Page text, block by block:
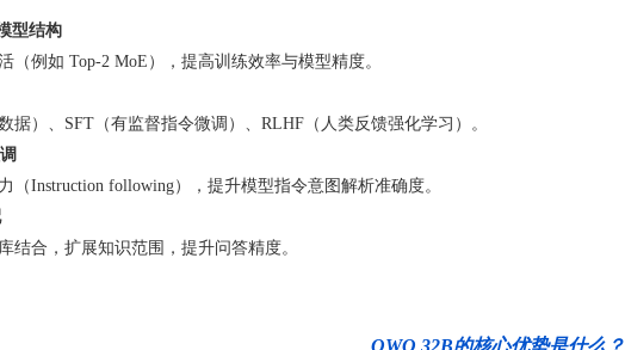
型结构
（例如 Top-2 MoE），提高训练效率与模型精度。
据）、SFT（有监督指令微调）、RLHF（人类反馈强化学习）。
（Instruction following），提升模型指令意图解析准确度。
结合，扩展知识范围，提升问答精度。
QWQ 32B的核心优势是什么？